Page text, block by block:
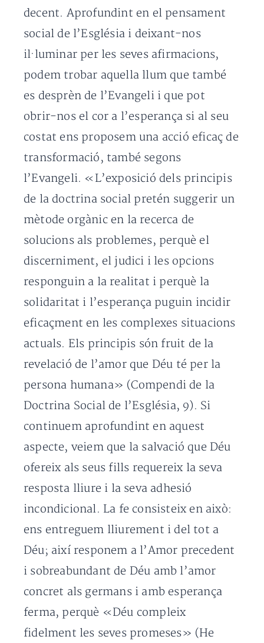
decent. Aprofundint en el pensament
social de l’Església i deixant-nos
il·luminar per les seves afirmacions,
podem trobar aquella llum que també
es desprèn de l’Evangeli i que pot
obrir-nos el cor a l’esperança si al seu
costat ens proposem una acció eficaç de
transformació, també segons
l’Evangeli. «L’exposició dels principis
de la doctrina social pretén suggerir un
mètode orgànic en la recerca de
solucions als problemes, perquè el
discerniment, el judici i les opcions
responguin a la realitat i perquè la
solidaritat i l’esperança puguin incidir
eficaçment en les complexes situacions
actuals. Els principis són fruit de la
revelació de l’amor que Déu té per la
persona humana» (Compendi de la
Doctrina Social de l’Església, 9). Si
continuem aprofundint en aquest
aspecte, veiem que la salvació que Déu
ofereix als seus fills requereix la seva
resposta lliure i la seva adhesió
incondicional. La fe consisteix en això:
ens entreguem lliurement i del tot a
Déu; així responem a l’Amor precedent
i sobreabundant de Déu amb l’amor
concret als germans i amb esperança
ferma, perquè «Déu compleix
fidelment les seves promeses» (He